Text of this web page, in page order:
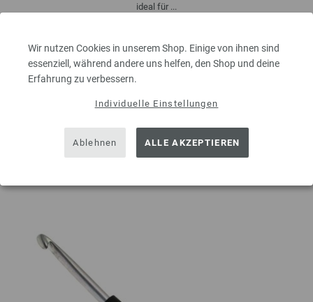
Wir nutzen Cookies in unserem Shop. Einige von ihnen sind
essenziell, während andere uns helfen, den Shop und deine
Erfahrung zu verbessern.
Individuelle Einstellungen
Ablehnen ALLE AKZEPTIEREN
ideal für ...
MENGE